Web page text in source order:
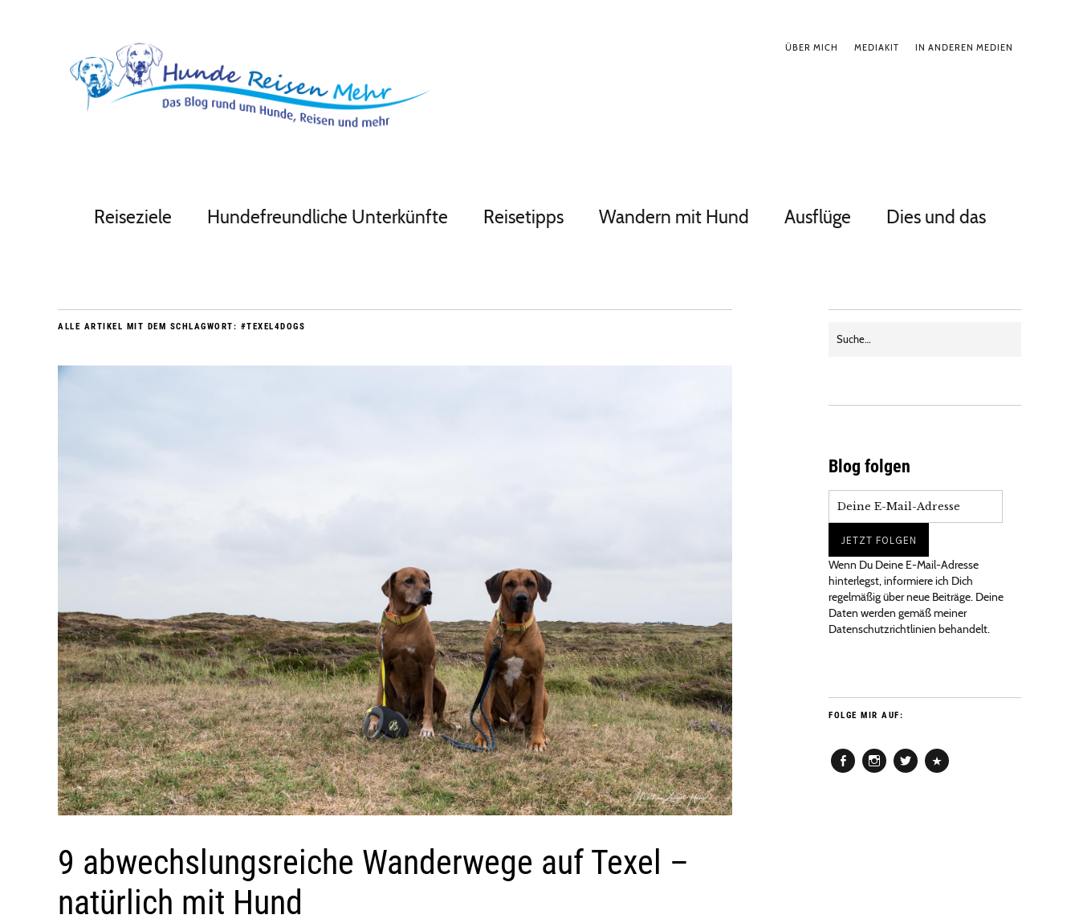
ÜBER MICH MEDIAKIT IN ANDEREN MEDIEN
Reiseziele Hundefreundliche Unterkünfte Reisetipps Wandern mit Hund Ausflüge Dies und das
ALLE ARTIKEL MIT DEM SCHLAGWORT: #TEXEL4DOGS
9 abwechslungsreiche Wanderwege auf Texel –
natürlich mit Hund
Blog folgen
Wenn Du Deine E-Mail-Adresse
hinterlegst, informiere ich Dich
regelmäßig über neue Beiträge. Deine
Daten werden gemäß meiner
Datenschutzrichtlinien behandelt.
FOLGE MIR AUF: